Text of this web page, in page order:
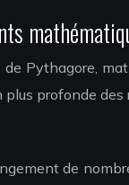
Pythagore,
profonde
de